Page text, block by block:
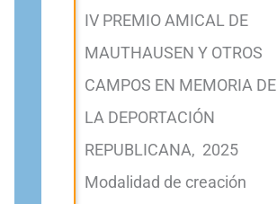
IV PREMIO AMICAL DE
MAUTHAUSEN Y OTROS
CAMPOS EN MEMORIA DE
LA DEPORTACIÓN
REPUBLICANA, 2025
Modalidad de creación